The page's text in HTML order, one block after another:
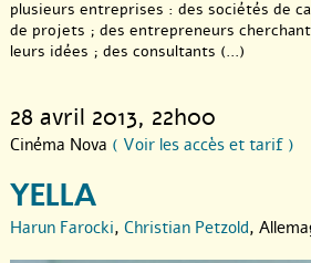
plusieurs entreprises : des sociétés de
de projets ; des entrepreneurs
leurs idées ; des consultants (...)
28 avril 2013, 22h00
Cinéma Nova ( Voir les accès et tarif )
YELLA
Harun Farocki, Christian Petzold,